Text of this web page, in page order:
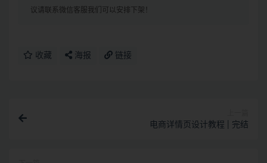
议请联系微信客服我们可以安排下架！
收藏 海报 链接
电商详情页设计教程 | 完结